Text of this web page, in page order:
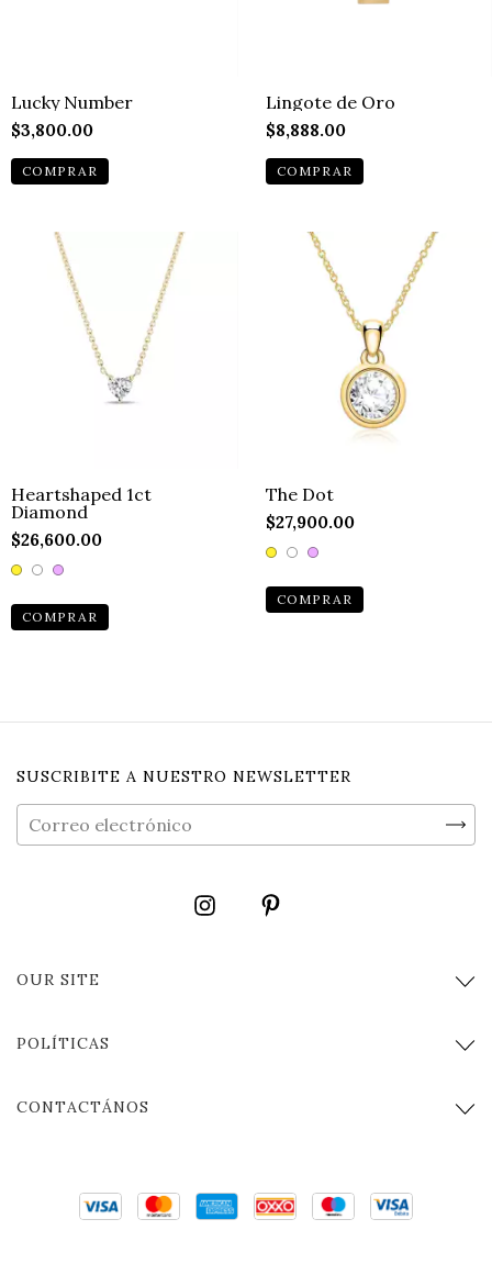
Lucky Number
$3,800.00
Lingote de Oro
$8,888.00
COMPRAR
Heartshaped 1ct
Diamond
$26,600.00
COMPRAR
The Dot
$27,900.00
COMPRAR
SUSCRIBITE A NUESTRO NEWSLETTER
OUR SITE
POLÍTICAS
CONTACTÁNOS